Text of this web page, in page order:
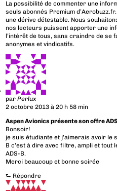
La possibilité de commenter une
seuls abonnés Premium
une dérive détestable. Nous
nos lecteurs puissent apporter une
l’intérêt de tous, sans craindre de se
anonymes et vindicatifs.
parPerlux
2 octobre 2013 à 20 h 58 min
Aspen Avionics présente son offre
Bonsoir!
je suis étudiante et j’aimerais avoir le
B c’est à dire avec filtre, ampli et tout
ADS-B.
Merci beaucoup et bonne soirée
⮑ Répondre